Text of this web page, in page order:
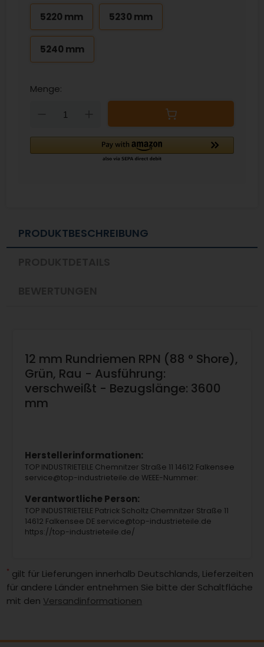
5220 mm 5230 mm
5240 mm
Menge:
Down
PRODUKTBESCHREIBUNG
12 mm Rundriemen RPN (88 ° Shore),
Grün, Rau - Ausführung:
verschweißt - Bezugslänge: 3600
mm
Herstellerinformationen:
TOP INDUSTRIETEILE Chemnitzer Straße 11 14612 Falkensee
service@top-industrieteile.de WEEE-Nummer:
Verantwortliche Person:
TOP INDUSTRIETEILE Patrick Scholtz Chemnitzer Straße 11
14612 Falkensee DE service@top-industrieteile.de
https://top-industrieteile.de/
* gilt für Lieferungen innerhalb Deutschlands, Lieferzeiten
für andere Länder entnehmen Sie bitte der Schaltfläche
mit den Versandinformationen